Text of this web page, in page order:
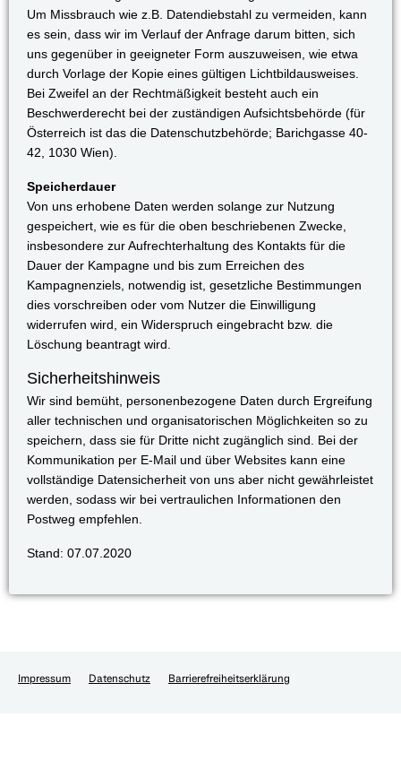
Um Missbrauch wie z.B. Datendiebstahl zu vermeiden, kann
es sein, dass wir im Verlauf der Anfrage darum bitten, sich
uns gegenüber in geeigneter Form auszuweisen, wie etwa
durch Vorlage der Kopie eines gültigen Lichtbildausweises.
Bei Zweifel an der Rechtmäßigkeit besteht auch ein
Beschwerderecht bei der zuständigen Aufsichtsbehörde (für
Österreich ist das die Datenschutzbehörde; Barichgasse 40-
42, 1030 Wien).
Speicherdauer
Von uns erhobene Daten werden solange zur Nutzung
gespeichert, wie es für die oben beschriebenen Zwecke,
insbesondere zur Aufrechterhaltung des Kontakts für die
Dauer der Kampagne und bis zum Erreichen des
Kampagnenziels, notwendig ist, gesetzliche Bestimmungen
dies vorschreiben oder vom Nutzer die Einwilligung
widerrufen wird, ein Widerspruch eingebracht bzw. die
Löschung beantragt wird.
Sicherheitshinweis
Wir sind bemüht, personenbezogene Daten durch Ergreifung
aller technischen und organisatorischen Möglichkeiten so zu
speichern, dass sie für Dritte nicht zugänglich sind. Bei der
Kommunikation per E-Mail und über Websites kann eine
vollständige Datensicherheit von uns aber nicht gewährleistet
werden, sodass wir bei vertraulichen Informationen den
Postweg empfehlen.
Stand: 07.07.2020
Impressum Datenschutz Barrierefreiheitserklärung